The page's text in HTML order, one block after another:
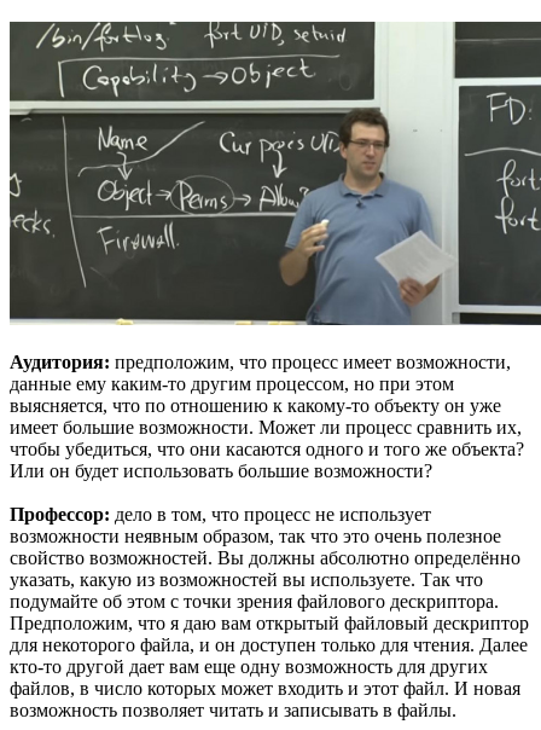
Аудитория: предположим, что процесс имеет возможности,
данные ему каким-то другим процессом, но при этом
выясняется, что по отношению к какому-то объекту он уже
имеет большие возможности. Может ли процесс сравнить их,
чтобы убедиться, что они касаются одного и того же объекта?
Или он будет использовать большие возможности?
Профессор: дело в том, что процесс не использует
возможности неявным образом, так что это очень полезное
свойство возможностей. Вы должны абсолютно определённо
указать, какую из возможностей вы используете. Так что
подумайте об этом с точки зрения файлового дескриптора.
Предположим, что я даю вам открытый файловый дескриптор
для некоторого файла, и он доступен только для чтения. Далее
кто-то другой дает вам еще одну возможность для других
файлов, в число которых может входить и этот файл. И новая
возможность позволяет читать и записывать в файлы.